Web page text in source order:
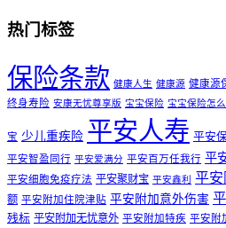
热门标签
保险条款 健康人生 健康源 健康源
终身寿险 安康无忧尊享版 宝宝保险 宝宝保险怎
宝 少儿重疾险 平安人寿 平安
平安智盈同行 平安爱满分 平安百万任我行 平
平安细胞免疫疗法 平安聚财宝 平安鑫利 平
额 平安附加住院津贴 平安附加意外伤害
残标 平安附加无忧意外 平安附加特疾 平安附